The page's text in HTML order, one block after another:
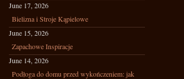
June 17, 2026
Bielizna i Stroje Kąpielowe
June 15, 2026
Zapachowe Inspiracje
June 14, 2026
Podłoga do domu przed wykończeniem: jak